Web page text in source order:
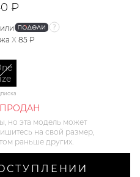
₽
или
X 85 ₽
но эта модель может
на свой размер,
раньше других.